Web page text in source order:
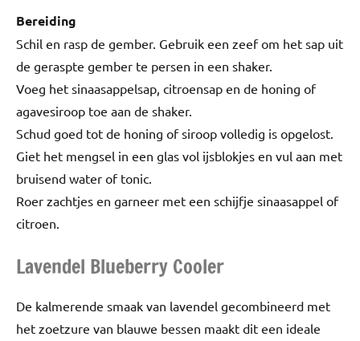
Bereiding
Schil en rasp de gember. Gebruik een zeef om het sap uit
de geraspte gember te persen in een shaker.
Voeg het sinaasappelsap, citroensap en de honing of
agavesiroop toe aan de shaker.
Schud goed tot de honing of siroop volledig is opgelost.
Giet het mengsel in een glas vol ijsblokjes en vul aan met
bruisend water of tonic.
Roer zachtjes en garneer met een schijfje sinaasappel of
citroen.
Lavendel Blueberry Cooler
De kalmerende smaak van lavendel gecombineerd met
het zoetzure van blauwe bessen maakt dit een ideale